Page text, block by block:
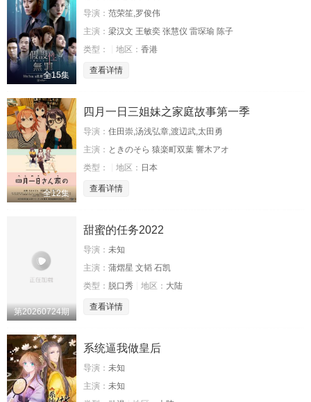
全15集
导演： 范荣笙,罗俊伟
主演： 梁汉文 王敏奕 张慧仪 雷琛瑜 陈子
类型：
地区： 香港
查看详情
全12集
四月一日三姐妹之家庭故事第一季
导演： 住田崇,汤浅弘章,渡辺武,太田勇
主演： ときのそら 猿楽町双葉 響木アオ
类型：
地区： 日本
查看详情
第20260724期
甜蜜的任务2022
导演： 未知
主演： 蒲熠星 文韬 石凯
类型： 脱口秀 地区： 大陆
查看详情
系统逼我做皇后
导演： 未知
主演： 未知